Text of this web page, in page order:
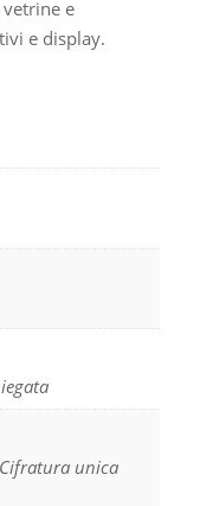
e
e display.
unica